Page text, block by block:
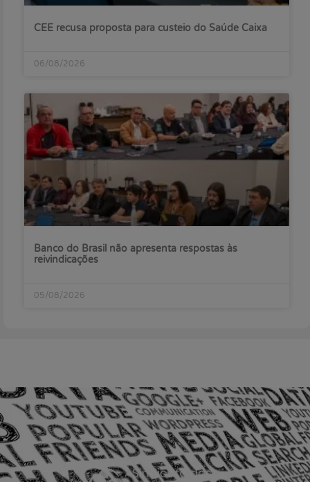
CEE recusa proposta para custeio do Saúde Caixa
06/08/2026
Banco do Brasil não apresenta respostas às
reivindicações
05/08/2026